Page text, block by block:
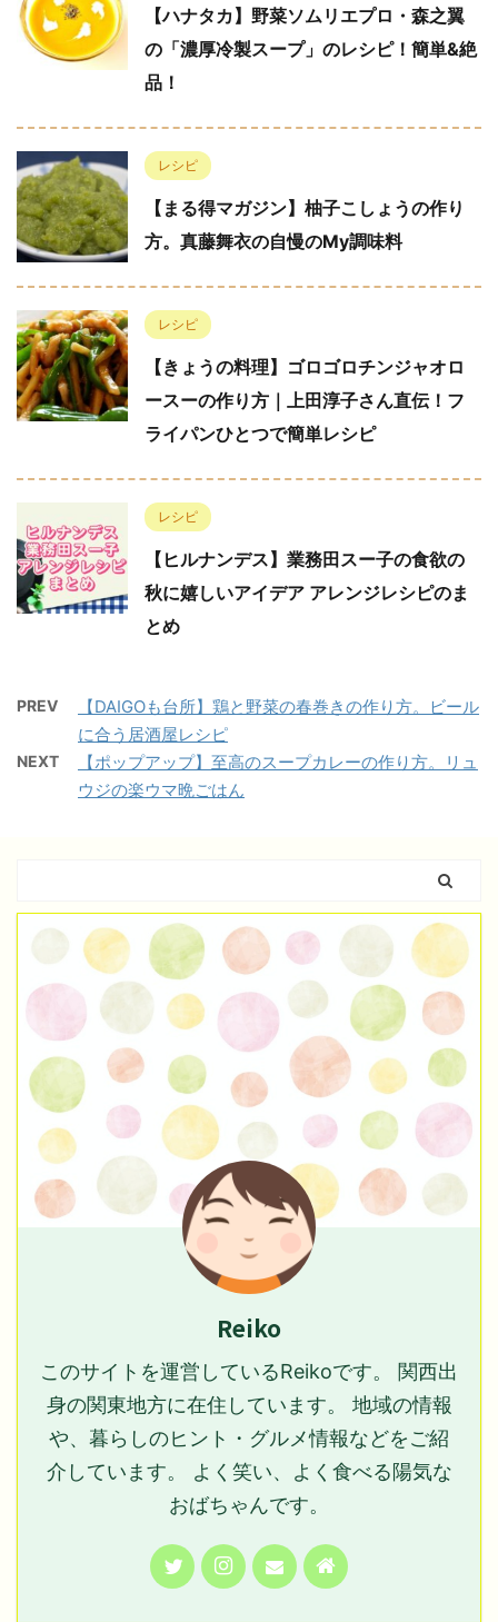
【ハナタカ】野菜ソムリエプロ・森之翼
の「濃厚冷製スープ」のレシピ！簡単&絶
品！
レシピ
【まる得マガジン】柚子こしょうの作り
方。真藤舞衣の自慢のMy調味料
レシピ
【きょうの料理】ゴロゴロチンジャオロ
ースーの作り方｜上田淳子さん直伝！フ
ライパンひとつで簡単レシピ
レシピ
【ヒルナンデス】業務田スー子の食欲の
秋に嬉しいアイデア アレンジレシピのま
とめ
PREV
【DAIGOも台所】鶏と野菜の春巻きの作り方。ビール
に合う居酒屋レシピ
NEXT
【ポップアップ】至高のスープカレーの作り方。リュ
ウジの楽ウマ晩ごはん
Reiko
このサイトを運営しているReikoです。 関西出
身の関東地方に在住しています。 地域の情報
や、暮らしのヒント・グルメ情報などをご紹
介しています。 よく笑い、よく食べる陽気な
おばちゃんです。